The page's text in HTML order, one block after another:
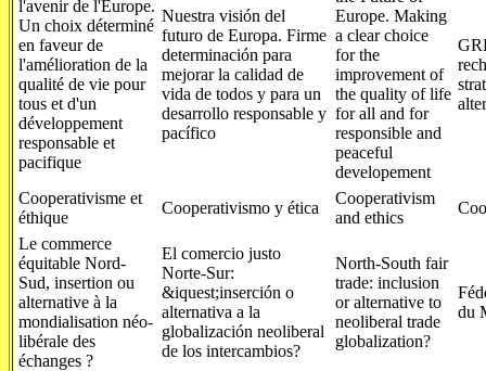
l'avenir de l'Europe.
Un choix déterminé
en faveur de
l'amélioration de la
qualité de vie pour
tous et d'un
développement
responsable et
pacifique
Nuestra visión del
futuro de Europa. Firme
determinación para
mejorar la calidad de
vida de todos y para un
desarrollo responsable y
pacífico
Europe. Making
a clear choice
for the
improvement of
the quality of life
for all and for
responsible and
peaceful
developement
Cooperativisme et
éthique
Cooperativismo y ética
Cooperativism
and ethics
Le commerce
équitable Nord-
Sud, insertion ou
alternative à la
mondialisation néo-
libérale des
échanges ?
El comercio justo
Norte-Sur:
&iquest;inserción o
alternativa a la
globalización neoliberal
de los intercambios?
North-South fair
trade: inclusion
or alternative to
neoliberal trade
globalization?
du